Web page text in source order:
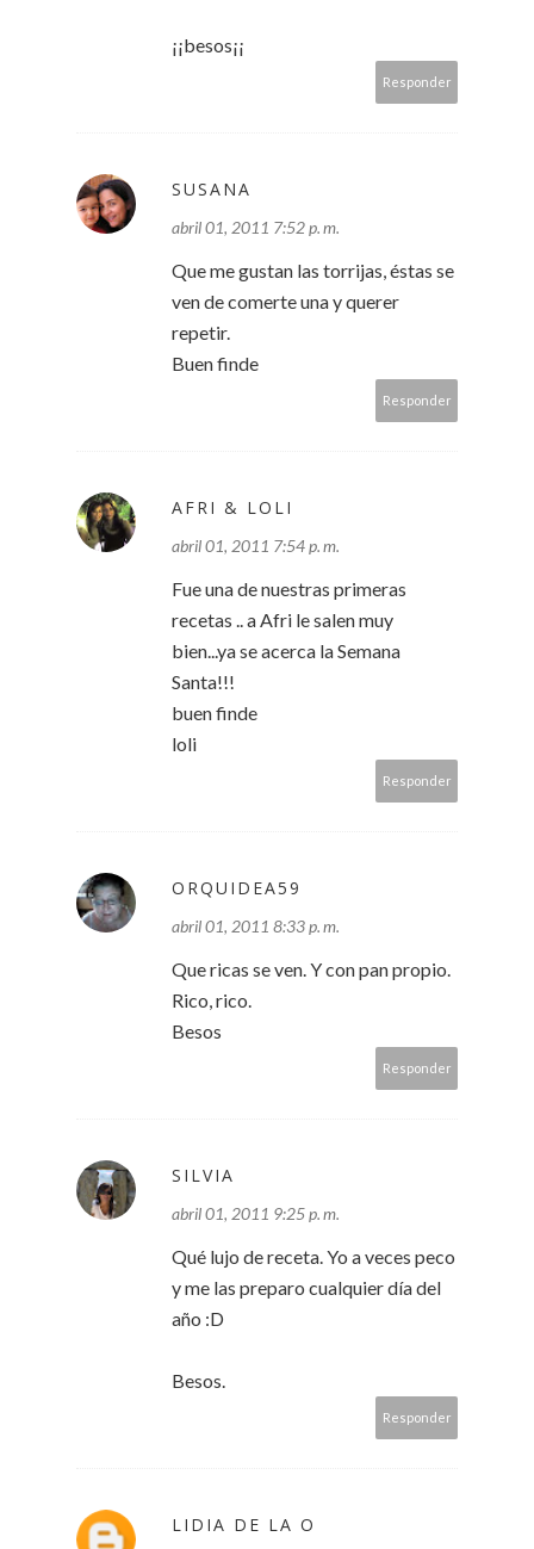
¡¡besos¡¡
Responder
SUSANA
abril 01, 2011 7:52 p. m.
Que me gustan las torrijas, éstas se
ven de comerte una y querer
repetir.
Buen finde
Responder
AFRI & LOLI
abril 01, 2011 7:54 p. m.
Fue una de nuestras primeras
recetas .. a Afri le salen muy
bien...ya se acerca la Semana
Santa!!!
buen finde
loli
Responder
ORQUIDEA59
abril 01, 2011 8:33 p. m.
Que ricas se ven. Y con pan propio.
Rico, rico.
Besos
Responder
SILVIA
abril 01, 2011 9:25 p. m.
Qué lujo de receta. Yo a veces peco
y me las preparo cualquier día del
año :D
Besos.
Responder
LIDIA DE LA O